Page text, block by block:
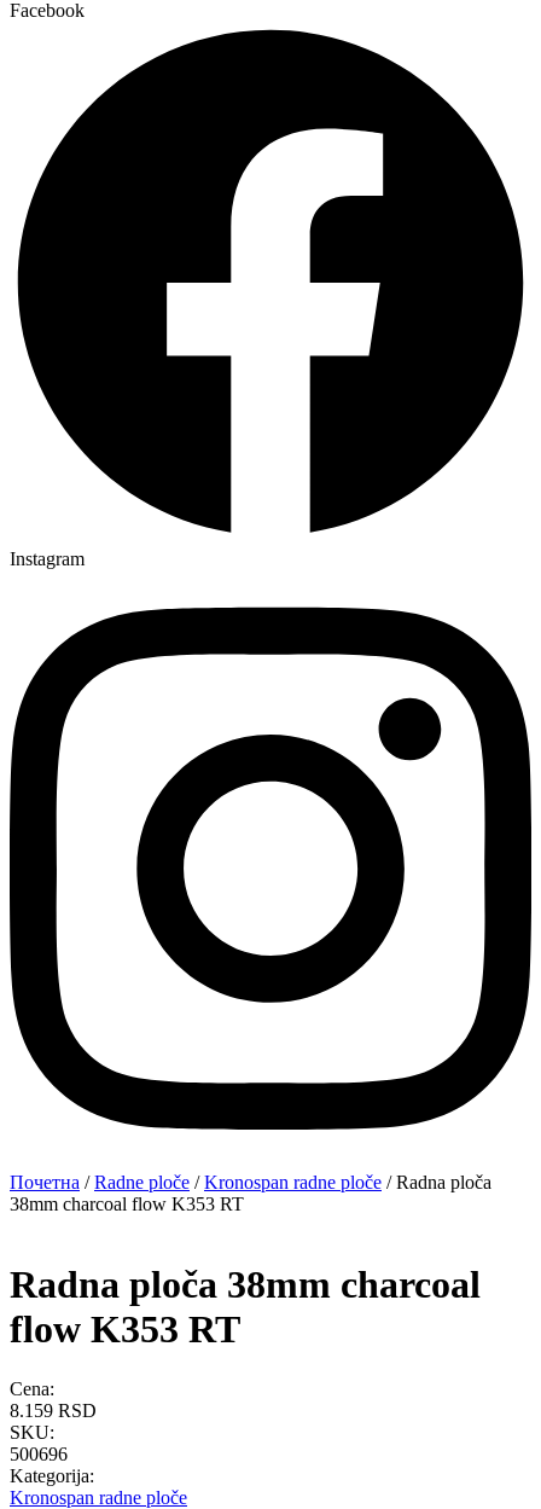
Facebook
Instagram
Почетна /Radne ploče /Kronospan radne ploče / Radna ploča
38mm charcoal flow K353 RT
Radna ploča 38mm charcoal
flow K353 RT
Cena:
8.159 RSD
SKU:
500696
Kategorija:
Kronospan radne ploče